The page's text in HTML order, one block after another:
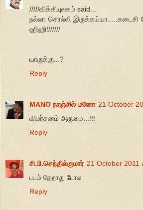
/////விக்கியுலகம் said...
நல்லா சொல்லி இருக்கய்யா.....கடைசி
ஹிஹி!//////
யாருக்கு...?
Reply
MANO நாஞ்சில் மனோ 21 October
விமர்சனம் அருமை...!!!
Reply
சி.பி.செந்தில்குமார் 21 October 2011
படம் தேறாது போல
Reply